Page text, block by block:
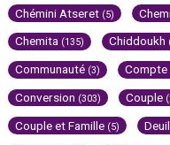
Chémini Atseret (5)
Chemita (135) Chiddoukh
Communauté (3) Compte
Conversion (303) Couple
Couple et Famille (5) Deuil